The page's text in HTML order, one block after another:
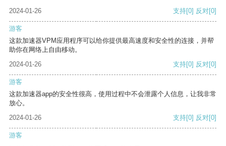
2024-01-26 支持[0] 反对[0]
游客
这款加速器VPM应用程序可以给你提供最高速度和安全性的连接，并帮
助你在网络上自由移动。
2024-01-26
支持[0] 反对[0]
游客
这款加速器app的安全性很高，使用过程中不会泄露个人信息，让我非常
放心。
2024-01-26
支持[0] 反对[0]
游客